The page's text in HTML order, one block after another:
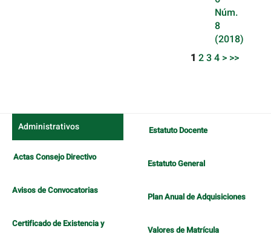
Núm.
8
(2018)
1 234 > >>
Administrativos
Actas Consejo Directivo
Avisos de Convocatorias
Certificado de Existencia y
Estatuto Docente
Estatuto General
Plan Anual de Adquisiciones
Valores de Matrícula